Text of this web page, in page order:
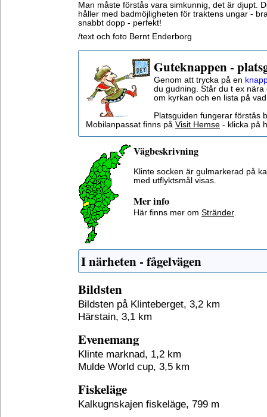
Man måste förstås vara simkunnig, det är djupt.
håller med badmöjligheten för traktens ungar -
snabbt dopp - perfekt!
/text och foto Bernt Enderborg
Guteknappen -
Genom att trycka på en
du gudning. Står du t ex
om kyrkan och en lista på
Platsguiden fungerar förstås
Mobilanpassat finns på Visit Hemse - klicka på
Vägbeskrivning
Klinte socken är gulmarkerad på
med utflyktsmål visas.
Mer info
Här finns mer om Stränder.
I närheten - fågelvägen
Bildsten
Bildsten på Klinteberget, 3,2 km
Härstain, 3,1 km
Evenemang
Klinte marknad, 1,2 km
Mulde World cup, 3,5 km
Fiskeläge
Kalkugnskajen fiskeläge, 799 m